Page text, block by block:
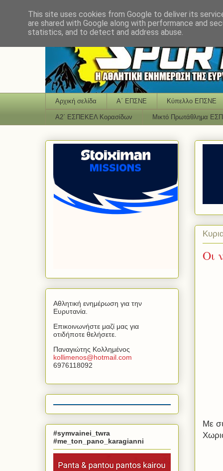
Αρχική σελίδα Α΄ ΕΠΣΝΕ Κύπελλο ΕΠΣΝΕ
Α2΄ ΕΣΠΕΚΕΛ Κορασίδων Μικτό Πρωτάθλημα
Οι
Με
Αθλητική ενημέρωση για την
Ευρυτανία.
Επικοινωνήστε μαζί μας για
οτιδήποτε θελήσετε.
Παναγιώτης Κολλημένος
kollimenos@hotmail com
6976118092
#symvainei_twra
#me_ton_pano_karagianni
This site uses cookies from Google to deliver its
are shared with Google along with performance and
statistics, and to detect and address abuse.